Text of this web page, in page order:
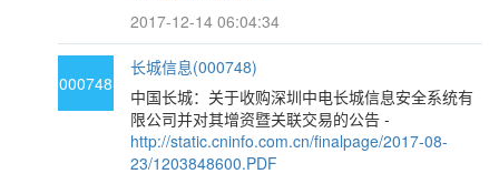
2017-12-14 06:04:34
000748
长城信息(000748)
中国长城：关于收购深圳中电长城信息安全系统有
限公司并对其增资暨关联交易的公告 -
http://static.cninfo.com.cn/finalpage/2017-08-
23/1203848600.PDF